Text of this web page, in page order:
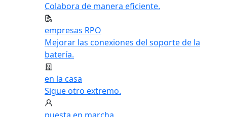
Colabora de manera eficiente.
empresas RPO
Mejorar las conexiones del soporte de la
batería.
en la casa
Sigue otro extremo.